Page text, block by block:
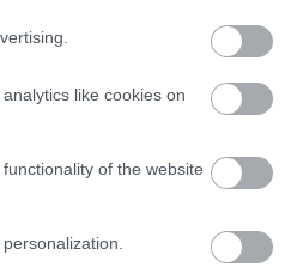
like cookies on
of the website
στα
Ιράν:
των
μετοχών
734